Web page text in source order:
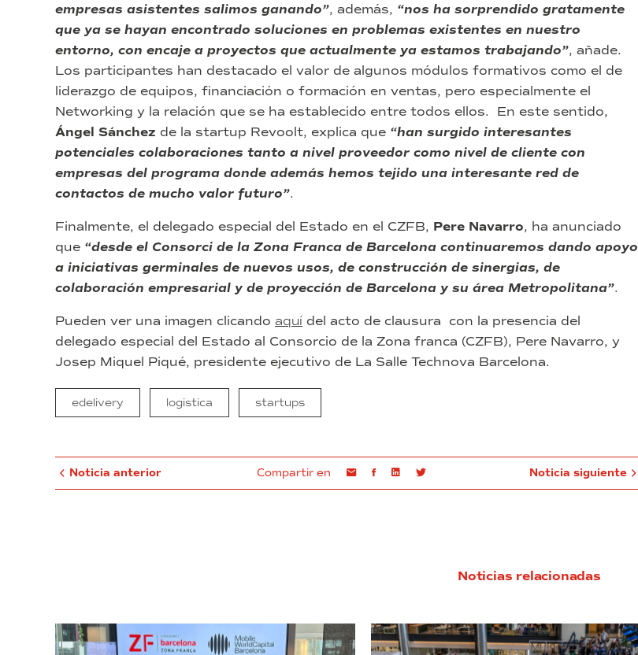
empresas asistentes salimos ganando”, además, “nos ha sorprendido gratamente
que ya se hayan encontrado soluciones en problemas existentes en nuestro
entorno, con encaje a proyectos que actualmente ya estamos trabajando”, añade.
Los participantes han destacado el valor de algunos módulos formativos como el de
liderazgo de equipos, financiación o formación en ventas, pero especialmente el
Networking y la relación que se ha establecido entre todos ellos. En este sentido,
Ángel Sánchez de la startup Revoolt, explica que “han surgido interesantes
potenciales colaboraciones tanto a nivel proveedor como nivel de cliente con
empresas del programa donde además hemos tejido una interesante red de
contactos de mucho valor futuro”.
Finalmente, el delegado especial del Estado en el CZFB, Pere Navarro, ha anunciado
que “desde el Consorci de la Zona Franca de Barcelona continuaremos dando apoyo
a iniciativas germinales de nuevos usos, de construcción de sinergias, de
colaboración empresarial y de proyección de Barcelona y su área Metropolitana”.
Pueden ver una imagen clicando aquí del acto de clausura con la presencia del
delegado especial del Estado al Consorcio de la Zona franca (CZFB), Pere Navarro, y
Josep Miquel Piqué, presidente ejecutivo de La Salle Technova Barcelona.
edelivery logistica startups
Noticia anterior Compartir en EmailFacebookLinkedin Noticia siguiente
Noticias relacionadas